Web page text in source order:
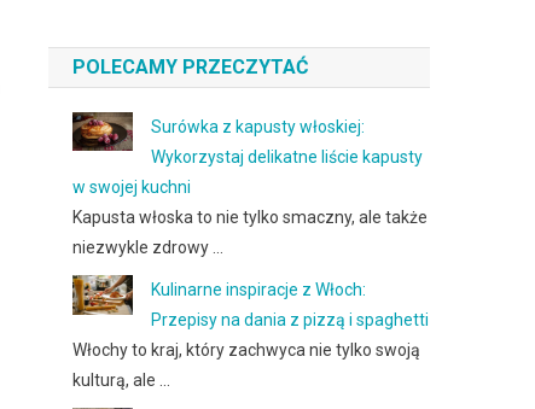
POLECAMY PRZECZYTAĆ
Surówka z kapusty włoskiej:
Wykorzystaj delikatne liście kapusty
w swojej kuchni
Kapusta włoska to nie tylko smaczny, ale także
niezwykle zdrowy …
Kulinarne inspiracje z Włoch:
Przepisy na dania z pizzą i spaghetti
Włochy to kraj, który zachwyca nie tylko swoją
kulturą, ale …